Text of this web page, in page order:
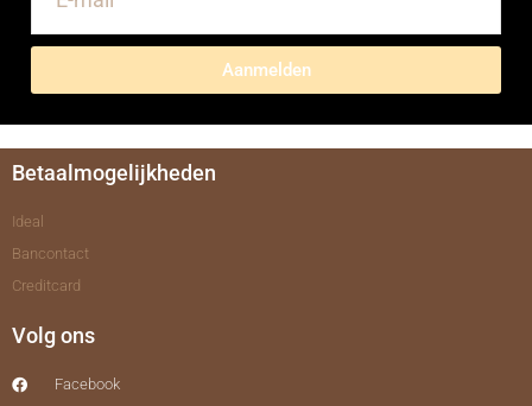
Aanmelden
Betaalmogelijkheden
Ideal
Bancontact
Creditcard
Volg ons
Facebook